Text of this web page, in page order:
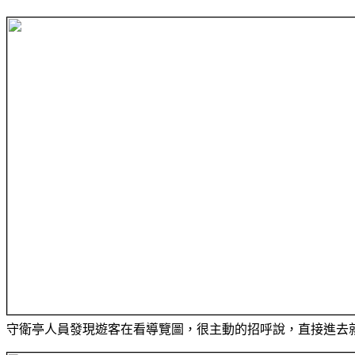
守衛亭人員發現遊客在看導覽圖，很主動的招呼說，直接進